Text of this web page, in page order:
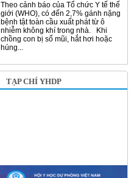
Theo cảnh báo của Tổ chức Y tế thế
giới (WHO), có đến 2,7% gánh nặng
bệnh tật toàn cầu xuất phát từ ô
nhiễm không khí trong nhà. Khi
chồng con bị sổ mũi, hắt hơi hoặc
húng...
TẠP CHÍ YHDP